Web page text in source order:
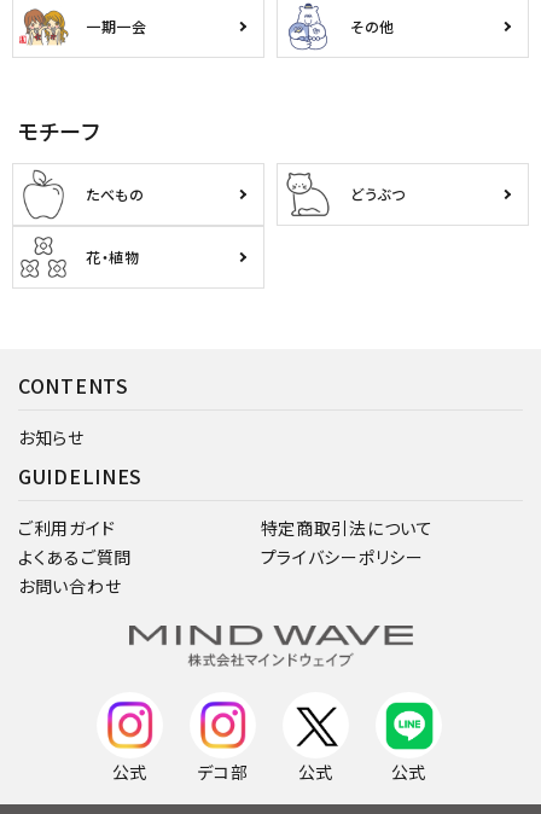
一期一会 その他
モチーフ
たべもの どうぶつ
花・植物
CONTENTS
お知らせ
GUIDELINES
ご利用ガイド
よくあるご質問
お問い合わせ
特定商取引法について
プライバシーポリシー
公式 デコ部 公式 公式